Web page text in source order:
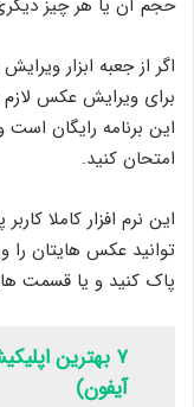
اگر از جعبه ابزار
برای ویرایش عکس لازم
این برنامه رایگان
امتحان کنید.
این نرم افزار کاملا
توانید عکس هایتان را
پاک کنید و یا قسمت
۷ بهترین
آیفون)